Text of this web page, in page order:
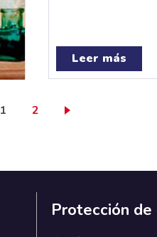
Leer más
Página actual
1 Page
2
Protección de